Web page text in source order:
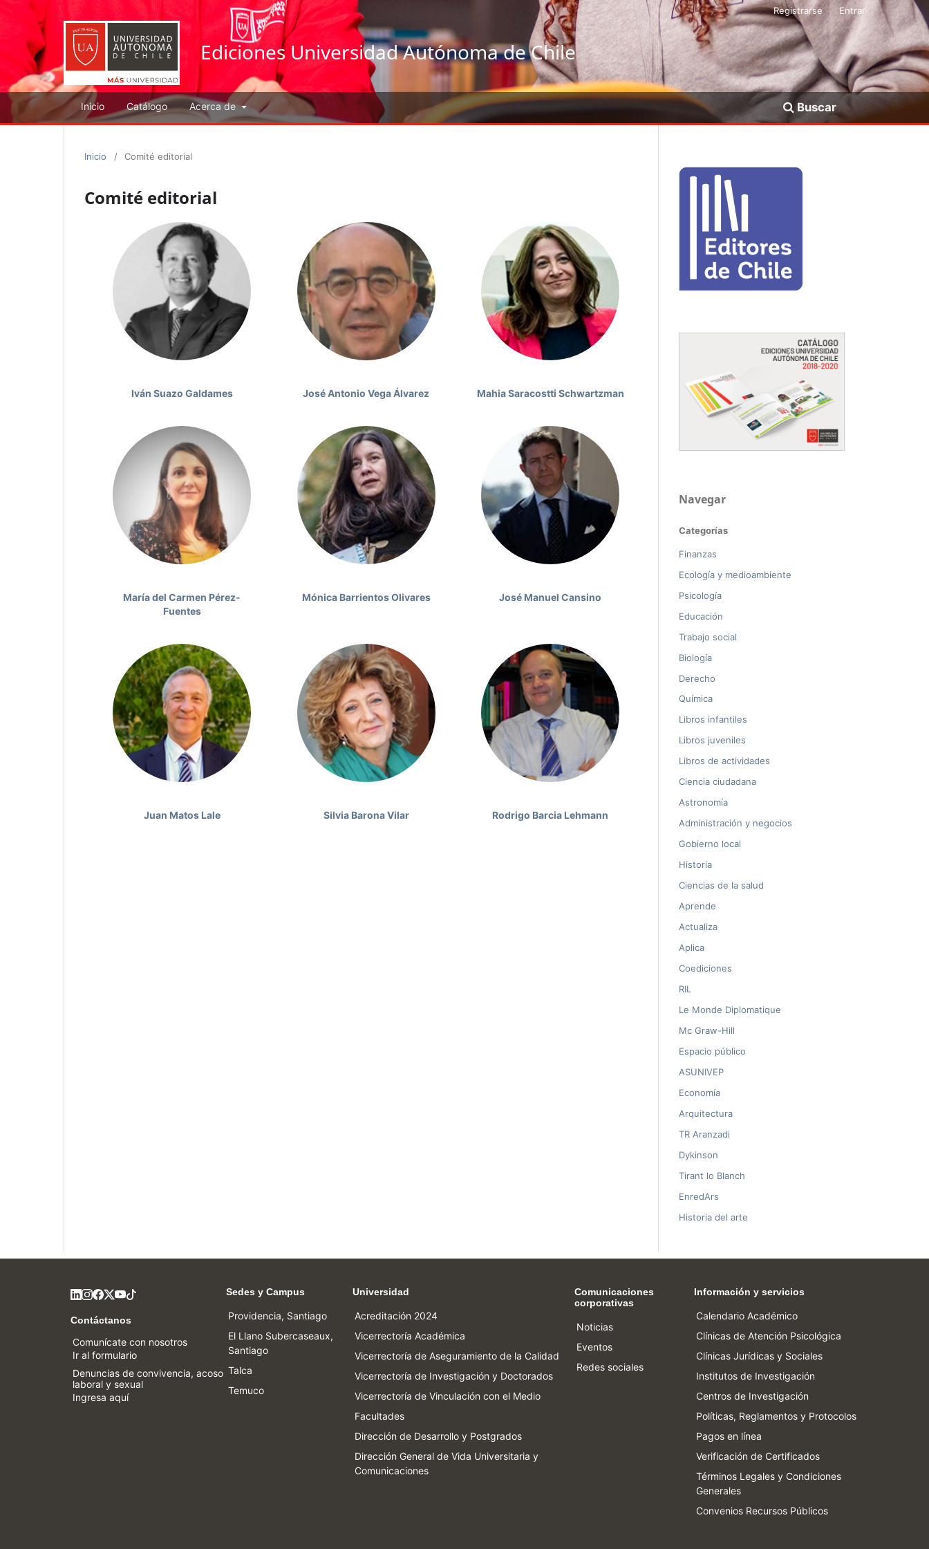
Ediciones Universidad Autónoma de Chile
Inicio Catálogo Acerca de Buscar
Registrarse Entrar
Inicio / Comité editorial
Comité editorial
Iván Suazo Galdames José Antonio Vega Álvarez Mahia Saracostti Schwartzman
María del Carmen Pérez-
Fuentes
Mónica Barrientos Olivares José Manuel Cansino
Juan Matos Lale Silvia Barona Vilar Rodrigo Barcia Lehmann
Navegar
Categorías
Finanzas
Ecología y medioambiente
Psicología
Educación
Trabajo social
Biología
Derecho
Química
Libros infantiles
Libros juveniles
Libros de actividades
Ciencia ciudadana
Astronomía
Administración y negocios
Gobierno local
Historia
Ciencias de la salud
Aprende
Actualiza
Aplica
Coediciones
RIL
Le Monde Diplomatique
Mc Graw-Hill
Espacio público
ASUNIVEP
Economía
Arquitectura
TR Aranzadi
Dykinson
Tirant lo Blanch
EnredArs
Historia del arte
Contáctanos
Comunícate con nosotros
Ir al formulario
Denuncias de convivencia, acoso
laboral y sexual
Ingresa aquí
Sedes y Campus
Providencia, Santiago
El Llano Subercaseaux,
Santiago
Talca
Temuco
Universidad
Acreditación 2024
Vicerrectoría Académica
Vicerrectoría de Aseguramiento de la Calidad
Vicerrectoría de Investigación y Doctorados
Vicerrectoría de Vinculación con el Medio
Facultades
Dirección de Desarrollo y Postgrados
Dirección General de Vida Universitaria y
Comunicaciones
Comunicaciones
corporativas
Noticias
Eventos
Redes sociales
Información y servicios
Calendario Académico
Clínicas de Atención Psicológica
Clínicas Jurídicas y Sociales
Institutos de Investigación
Centros de Investigación
Políticas, Reglamentos y Protocolos
Pagos en línea
Verificación de Certificados
Términos Legales y Condiciones
Generales
Convenios Recursos Públicos